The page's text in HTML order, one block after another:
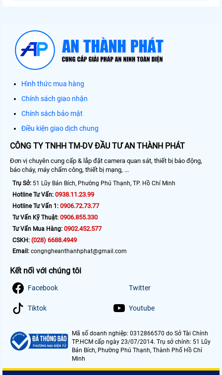
Hình thức mua hàng
Chính sách giao nhận
Chính sách bảo mật
Điều kiện giao dịch chung
CÔNG TY TNHH TM-DV ĐẦU TƯ AN THÀNH PHÁT
Đơn vị chuyên cung cấp & lắp đặt camera quan sát, thiết bị báo động,
báo cháy, máy chấm công, thiết bị mạng, ...
Trụ Sở: 51 Lũy Bán Bích, Phường Phú Thạnh, TP. Hồ Chí Minh
Hotline Tư Vấn: 0938.11.23.99
Hotline Tư Vấn 1: 0906.72.73.77
Tư Vấn Kỹ Thuật: 0906.855.330
Tư Vấn Mua Hàng: 0902.452.577
CSKH: (028) 6688.4949
Email: congngheanthanhphat@gmail.com
Kết nối với chúng tôi
Facebook Twitter
Tiktok Youtube
Mã số doanh nghiệp: 0312866570 do Sở Tài Chính
TP.HCM cấp ngày 23/07/2014. Trụ sở chính: 51 Lũy
Bán Bích, Phường Phú Thạnh, Thành Phố Hồ Chí
Minh